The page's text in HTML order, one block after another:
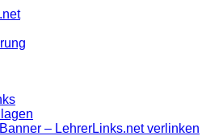
– LehrerLinks.net verlinken